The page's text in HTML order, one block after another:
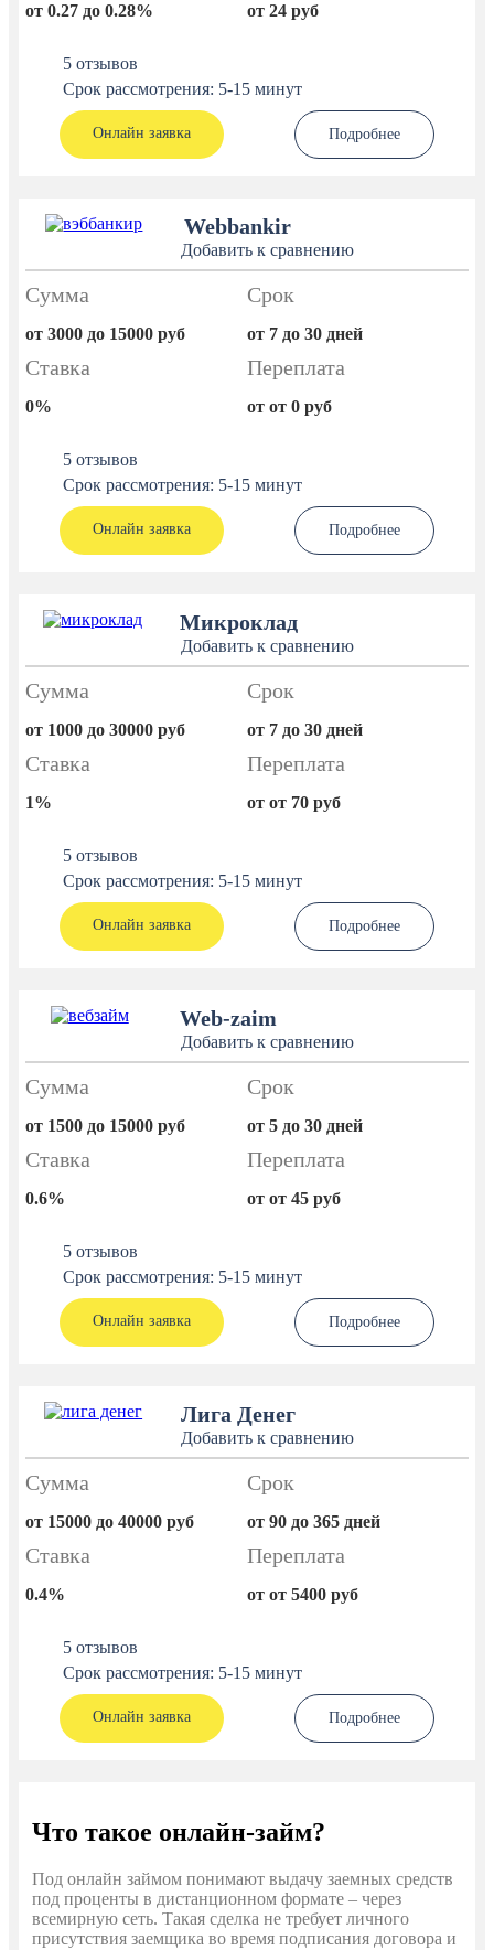
от 0.27 до 0.28% от 24 руб
5 отзывов
Срок рассмотрения: 5-15 минут
Онлайн заявка Подробнее
Webbankir
Добавить к сравнению
Сумма
от 3000 до 15000 руб
Срок
от 7 до 30 дней
Ставка
0%
Переплата
от от 0 руб
5 отзывов
Срок рассмотрения: 5-15 минут
Онлайн заявка Подробнее
Микроклад
Добавить к сравнению
Сумма
от 1000 до 30000 руб
Срок
от 7 до 30 дней
Ставка
1%
Переплата
от от 70 руб
5 отзывов
Срок рассмотрения: 5-15 минут
Онлайн заявка Подробнее
Web-zaim
Добавить к сравнению
Сумма
от 1500 до 15000 руб
Срок
от 5 до 30 дней
Ставка
0.6%
Переплата
от от 45 руб
5 отзывов
Срок рассмотрения: 5-15 минут
Онлайн заявка Подробнее
Лига Денег
Добавить к сравнению
Сумма
от 15000 до 40000 руб
Срок
от 90 до 365 дней
Ставка
0.4%
Переплата
от от 5400 руб
5 отзывов
Срок рассмотрения: 5-15 минут
Онлайн заявка Подробнее
Что такое онлайн-займ?
Под онлайн займом понимают выдачу заемных средств
под проценты в дистанционном формате – через
всемирную сеть. Такая сделка не требует личного
присутствия заемщика во время подписания договора и